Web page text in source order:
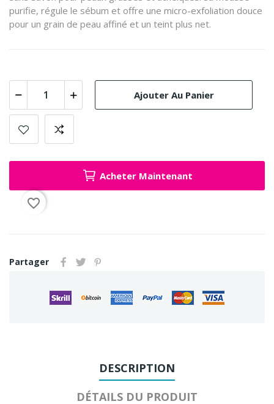
purifie, régule le sébum et offre une micro-exfoliation douce
pour un grain de peau affiné et un teint plus net.
Ajouter Au Panier
Acheter Maintenant
favorite_border
Partager
DESCRIPTION
DÉTAILS DU PRODUIT